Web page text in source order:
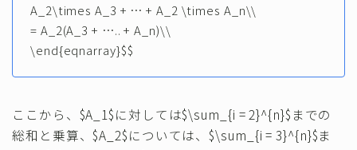
A_2\times A_3 + … + A_2 \times A_n\\
= A_2(A_3 + ….. + A_n)\\
\end{eqnarray}$$
ここから、$A_1$に対しては$\sum_{i = 2}^{n}$までの
総和と乗算、$A_2$については、$\sum_{i = 3}^{n}$ま